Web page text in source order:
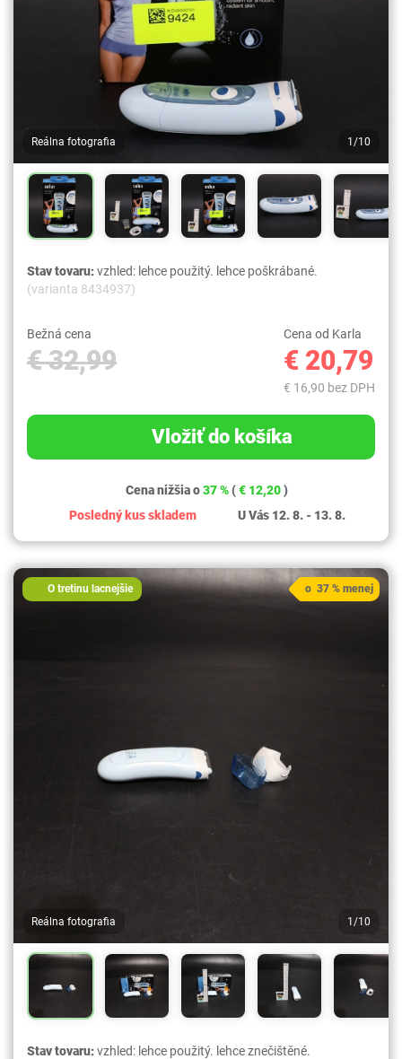
Reálna fotografia 1/10
Stav tovaru:vzhled: lehce použitý. lehce poškrábané.
(varianta 8434937)
Bežná cena
€ 32,99
Cena od Karla
€ 20,79
€ 16,90 bez DPH
Vložiť do košíka
Cena nižšia o37 % (€ 12,20)
Posledný kus skladem
U Vás 12. 8. - 13. 8.
O tretinu lacnejšie
Reálna fotografia 1/10
o 37 % menej
Stav tovaru:vzhled: lehce použitý. lehce znečištěné.